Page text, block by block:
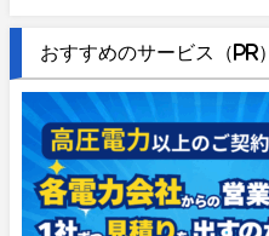
おすすめのサービス（PR）